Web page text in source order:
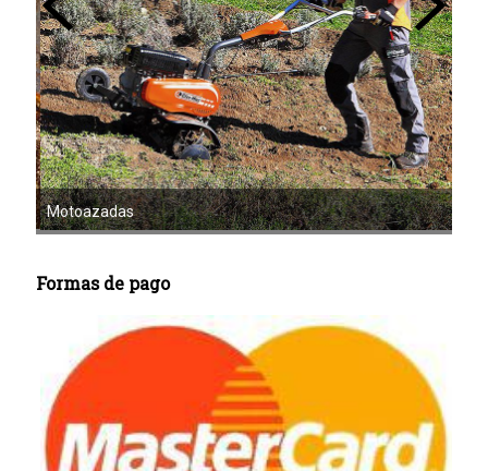
Motoazadas
Formas de pago